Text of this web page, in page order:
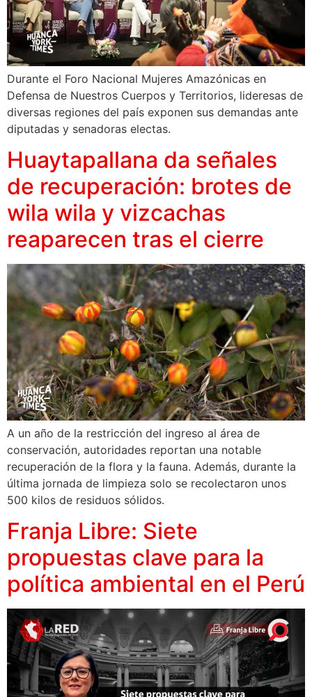
Durante el Foro Nacional Mujeres Amazónicas en
Defensa de Nuestros Cuerpos y Territorios, lideresas de
diversas regiones del país exponen sus demandas ante
diputadas y senadoras electas.
Huaytapallana da señales
de recuperación: brotes de
wila wila y vizcachas
reaparecen tras el cierre
A un año de la restricción del ingreso al área de
conservación, autoridades reportan una notable
recuperación de la flora y la fauna. Además, durante la
última jornada de limpieza solo se recolectaron unos
500 kilos de residuos sólidos.
Franja Libre: Siete
propuestas clave para la
política ambiental en el Perú